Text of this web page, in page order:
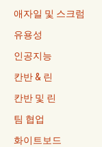
애자일 및 스크럼
유용성
인공지능
칸반 & 린
칸반 및 린
팀 협업
화이트보드